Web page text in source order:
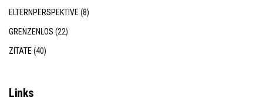
ELTERNPERSPEKTIVE (8)
GRENZENLOS (22)
ZITATE (40)
Links